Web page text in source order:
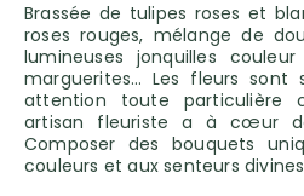
Brassée de tulipes roses et
roses rouges, mélange de
lumineuses jonquilles
marguerites… Les fleurs sont
attention toute particulière
artisan fleuriste a à cœur
Composer des bouquets
couleurs et aux senteurs